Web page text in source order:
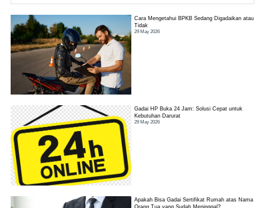
Cara Mengetahui BPKB Sedang Digadaikan atau
Tidak
29 May 2026
Gadai HP Buka 24 Jam: Solusi Cepat untuk
Kebutuhan Darurat
29 May 2026
Apakah Bisa Gadai Sertifikat Rumah atas Nama
Orang Tua yang Sudah Meninggal?